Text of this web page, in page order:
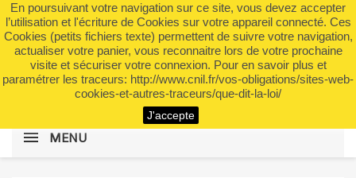
En poursuivant votre navigation sur ce site, vous devez accepter
l’utilisation et l'écriture de Cookies sur votre appareil connecté. Ces
Cookies (petits fichiers texte) permettent de suivre votre navigation,
actualiser votre panier, vous reconnaitre lors de votre prochaine
visite et sécuriser votre connexion. Pour en savoir plus et
paramétrer les traceurs: http://www.cnil.fr/vos-obligations/sites-web-
cookies-et-autres-traceurs/que-dit-la-loi/
J'accepte
 shopping_cart (0)

search
MENU